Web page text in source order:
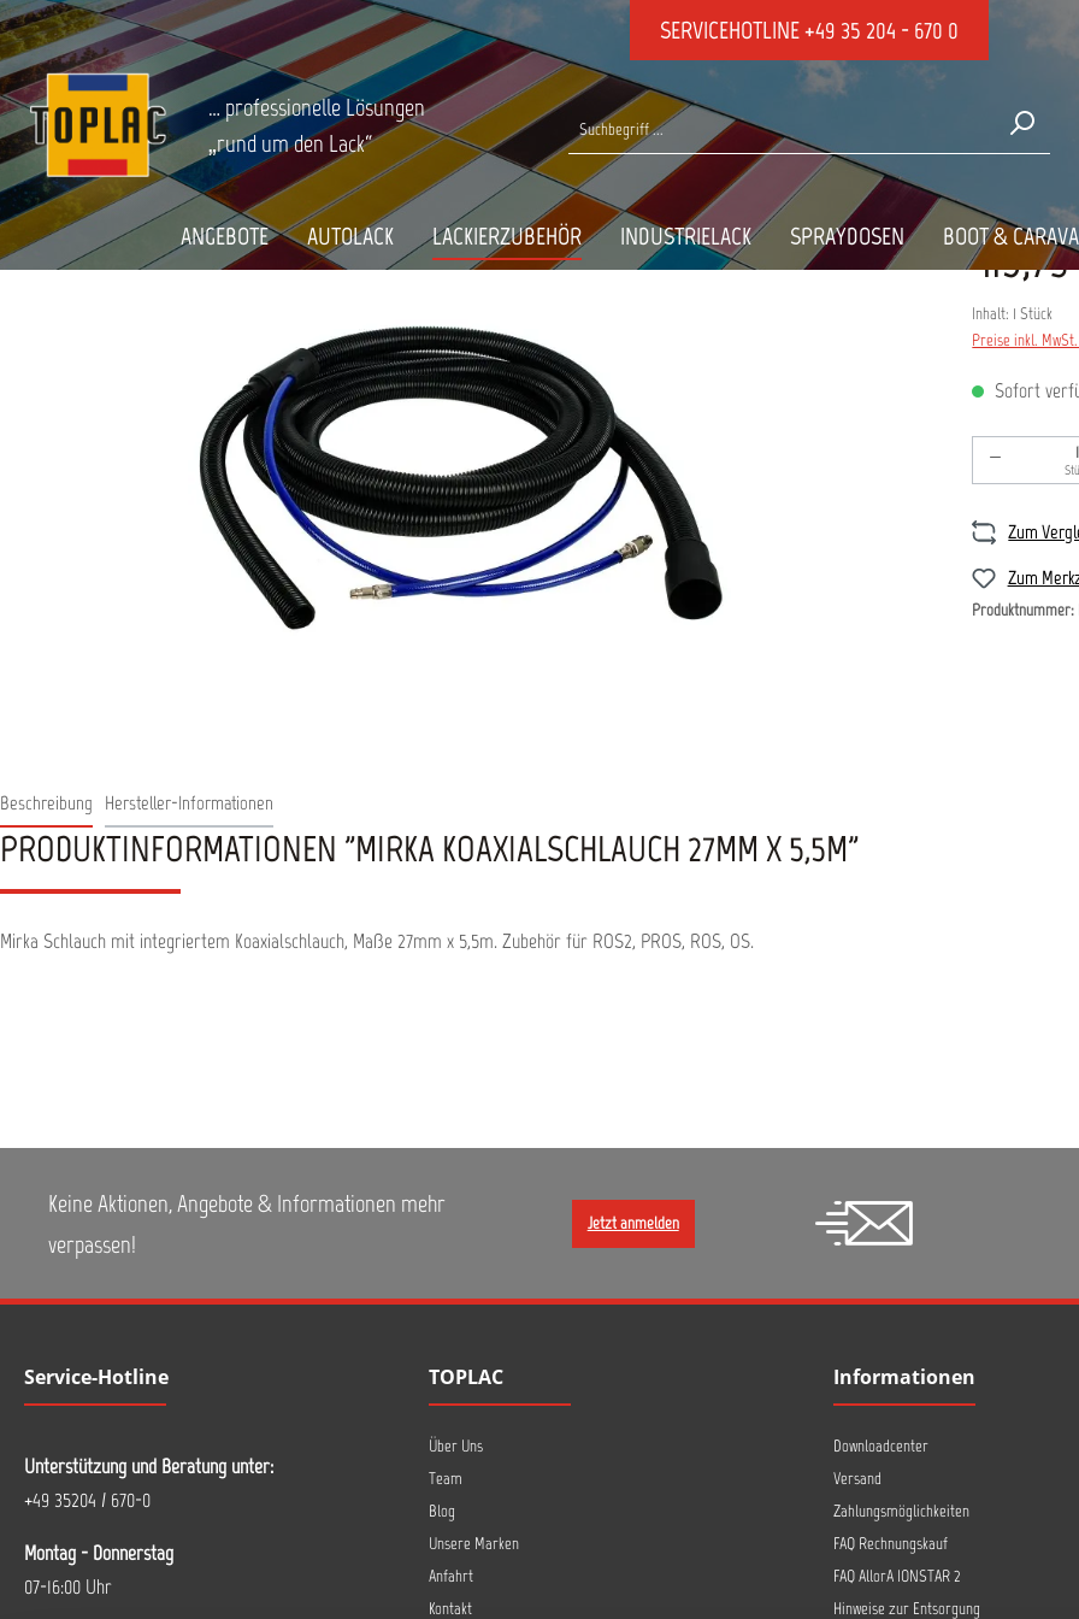
Zur Hauptnavigation springen SERVICEHOTLINE+49 35 204 - 670 0
… professionelle Lösungen
„rund um den Lack“
ANGEBOTE AUTOLACK LACKIERZUBEHÖR INDUSTRIELACK SPRAYDOSEN BOOT &
Startseite LACKIERZUBEHÖR Schleifen Staubabsaugung Schläuche
MIRKA KOAXIALSCHLAUCH 27MM X 5,5M
Bildergalerie überspringen
Inhalt: 1 Stück
Preise inkl.
Sofort
Produkt
Zum
Zum
Produktnummer:
Beschreibung Hersteller-Informationen
PRODUKTINFORMATIONEN "MIRKA KOAXIALSCHLAUCH 27MM X 5,5M"
Mirka Schlauch mit integriertem Koaxialschlauch, Maße 27mm x 5,5m. Zubehör für ROS2, PROS, ROS, OS.
Keine Aktionen, Angebote & Informationen mehr
verpassen!
Jetzt anmelden
Service-Hotline
Unterstützung und Beratung unter:
+49 35204 / 670-0
Montag - Donnerstag
07-16:00 Uhr
TOPLAC
Über Uns
Team
Blog
Unsere Marken
Anfahrt
Kontakt
Informationen
Downloadcenter
Versand
Zahlungsmöglichkeiten
FAQ Rechnungskauf
FAQ AllorA IONSTAR 2
Hinweise zur Entsorgung